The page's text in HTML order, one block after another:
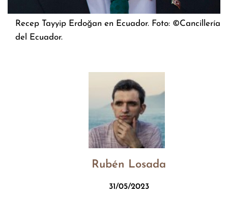
Recep Tayyip Erdoğan en Ecuador. Foto: ©Cancillería
del Ecuador.
Rubén Losada
31/05/2023